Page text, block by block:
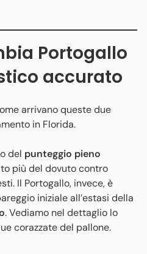
Portogallo
accurato
arrivano queste due
in Florida.
del punteggio pieno
più del dovuto contro
Il Portogallo, invece, è
iniziale all’estasi della
. Vediamo nel dettaglio lo
corazzate del pallone.